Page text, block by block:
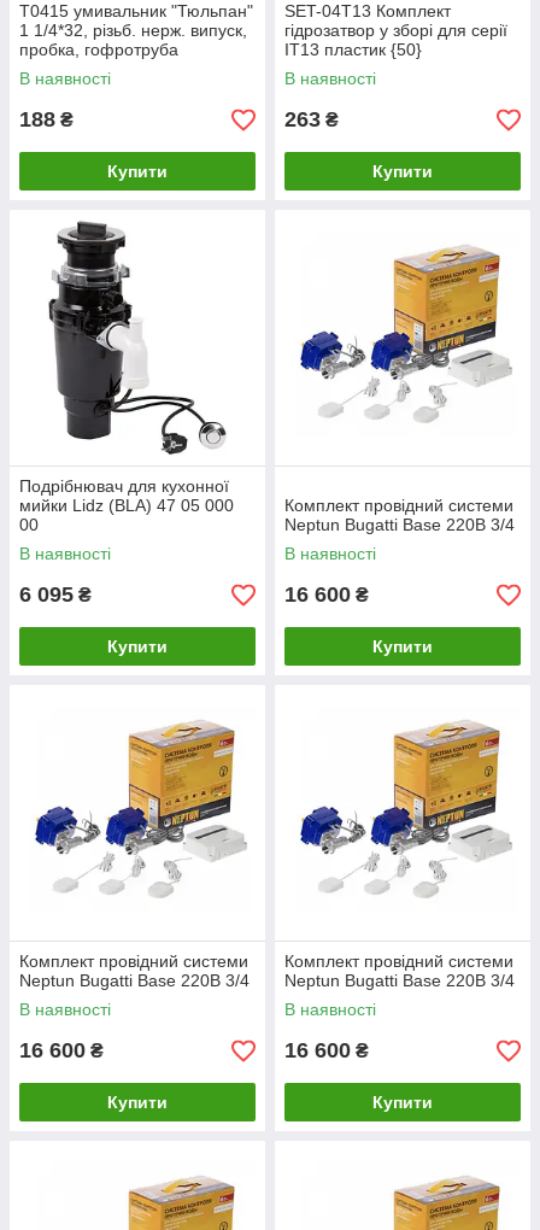
Т0415 умивальник "Тюльпан"
1 1/4*32, різьб. нерж. випуск,
пробка, гофротруба
32*32/40/50{30}
В наявності
188 ₴
Купити
SET-04T13 Комплект
гідрозатвор у зборі для серії
IT13 пластик {50}
В наявності
263 ₴
Купити
Подрібнювач для кухонної
мийки Lidz (BLA) 47 05 000
00
В наявності
6 095 ₴
Купити
Комплект провідний системи
Neptun Bugatti Base 220B 3/4
В наявності
16 600 ₴
Купити
Комплект провідний системи
Neptun Bugatti Base 220B 3/4
В наявності
16 600 ₴
Купити
Комплект провідний системи
Neptun Bugatti Base 220B 3/4
В наявності
16 600 ₴
Купити